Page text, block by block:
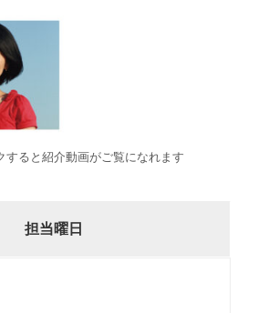
すると紹介動画がご覧になれます
担当曜日